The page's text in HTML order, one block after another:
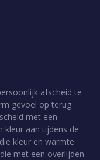
afscheid te
gevoel op terug
met een
kleur aan tijdens de
kleur en warmte
met een overlijden